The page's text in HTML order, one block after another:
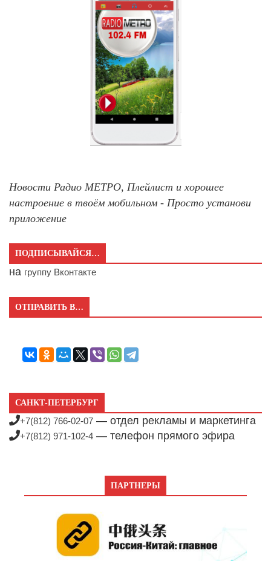
Новости Радио МЕТРО, Плейлист и хорошее
настроение в твоём мобильном - Просто установи
приложение
ПОДПИСЫВАЙСЯ…
на группу Вконтакте
ОТПРАВИТЬ В…
САНКТ-ПЕТЕРБУРГ
+7(812) 766-02-07 — отдел рекламы и маркетинга
+7(812) 971-102-4 — телефон прямого эфира
ПАРТНЕРЫ